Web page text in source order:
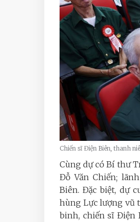
Chiến sĩ Điện Biên, thanh
Cùng dự có Bí thư
Đỗ Văn Chiến;
Biên.Đặc biệt, dự
hùng Lực lượng vũ
binh, chiến sĩ Điện